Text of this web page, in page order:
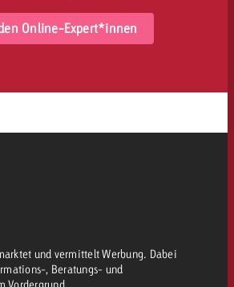
Online-Expert*innen
und vermittelt Werbung. Dabei
, Beratungs- und